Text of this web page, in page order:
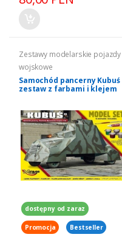
Zestawy modelarskie pojazdy
wojskowe
Samochód pancerny Kubuś
zestaw z farbami i klejem
dostępny od zaraz
Promocja Bestseller